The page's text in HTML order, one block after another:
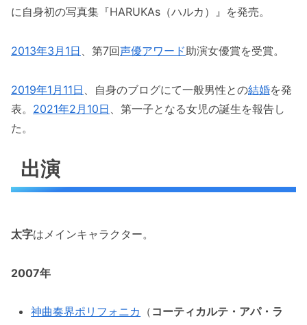
に自身初の写真集『HARUKAs（ハルカ）』を発売。
2013年3月1日 、第7回声優アワード助演女優賞を受賞。
2019年1月11日 、自身のブログにて一般男性との結婚を発
表。 2021年2月10日 、第一子となる女児の誕生を報告し
た。
出演
太字はメインキャラクター。
2007年
神曲奏界ポリフォニカ （ コーティカルテ・アパ・ラ